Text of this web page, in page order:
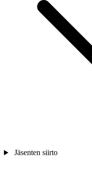
Jäsenten siirto